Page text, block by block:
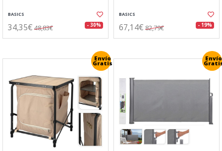
BASICS
34,35€ 48,83€ - 30%
BASICS
67,14€ 82,79€ - 19%
Envío
Gratis
Envío